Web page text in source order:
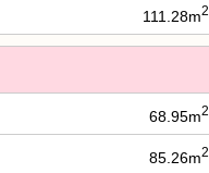
111.28m2
68.95m2
85.26m2